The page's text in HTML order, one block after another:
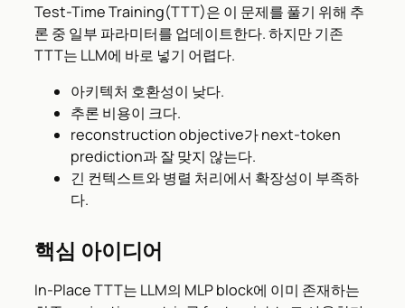
Test-Time Training(TTT)은 이 문제를 풀기 위해 추
론 중 일부 파라미터를 업데이트한다. 하지만 기존
TTT는 LLM에 바로 넣기 어렵다.
아키텍처 호환성이 낮다.
추론 비용이 크다.
reconstruction objective가 next-token
prediction과 잘 맞지 않는다.
긴 컨텍스트와 병렬 처리에서 확장성이 부족하
다.
핵심 아이디어
In-Place TTT는 LLM의 MLP block에 이미 존재하는